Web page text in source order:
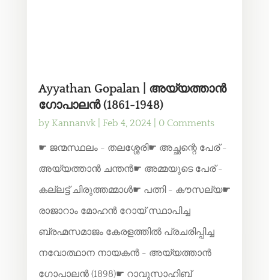
Ayyathan Gopalan | അയ്യത്താൻ
ഗോപാലൻ (1861-1948)
by Kannanvk| Feb 4, 2024| 0 Comments
☛ ജന്മസ്ഥലം - തലശ്ശേരി☛ അച്ഛന്റെ പേര് -
അയ്യത്താൻ ചന്തൻ☛ അമ്മയുടെ പേര് -
കല്ലട്ട് ചിരുത്തമ്മാൾ☛ പത്നി - കൗസല്യ☛
രാജാറാം മോഹൻ റോയ് സ്ഥാപിച്ച
ബ്രഹ്മസമാജം കേരളത്തിൽ പ്രചരിപ്പിച്ച
നവോത്ഥാന നായകൻ - അയ്യത്താൻ
ഗോപാലൻ (1898)☛ റാവുസാഹിബ്